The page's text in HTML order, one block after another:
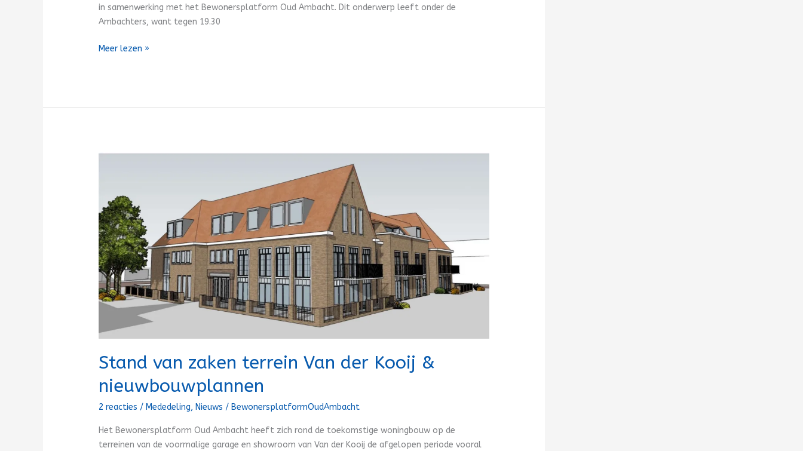
in samenwerking met het Bewonersplatform Oud Ambacht. Dit onderwerp leeft onder de
Ambachters, want tegen 19.30
Meer lezen »
Stand van zaken terrein Van der Kooij &
nieuwbouwplannen
2 reacties / Mededeling, Nieuws / BewonersplatformOudAmbacht
Het Bewonersplatform Oud Ambacht heeft zich rond de toekomstige woningbouw op de
terreinen van de voormalige garage en showroom van Van der Kooij de afgelopen periode vooral
terrein
Van
der
Kooij
&
nieuwbouwplannen